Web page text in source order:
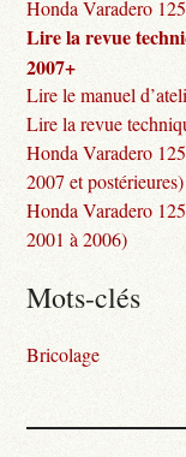
Honda Varadero
Lire la revue
2007+
Lire le manuel
Lire la revue
Honda Varadero
2007 et postérieures)
Honda Varadero
2001 à 2006)
Mots-clés
Bricolage